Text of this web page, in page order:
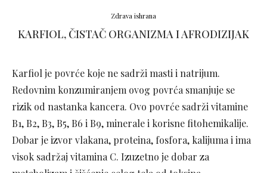
Zdrava ishrana
KARFIOL, ČISTAČ ORGANIZMA I AFRODIZIJAK
Karfiol je povrće koje ne sadrži masti i natrijum.
Redovnim konzumiranjem ovog povrća smanjuje se
rizik od nastanka kancera. Ovo povrće sadrži vitamine
B1, B2, B3, B5, B6 i B9, minerale i korisne fitohemikalije.
Dobar je izvor vlakana, proteina, fosfora, kalijuma i ima
visok sadržaj vitamina C. Izuzetno je dobar za